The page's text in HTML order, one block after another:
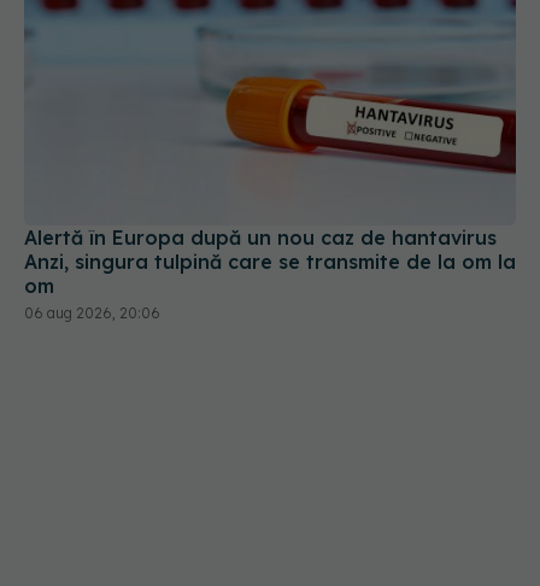
Alertă în Europa după un nou caz de hantavirus
Anzi, singura tulpină care se transmite de la om la